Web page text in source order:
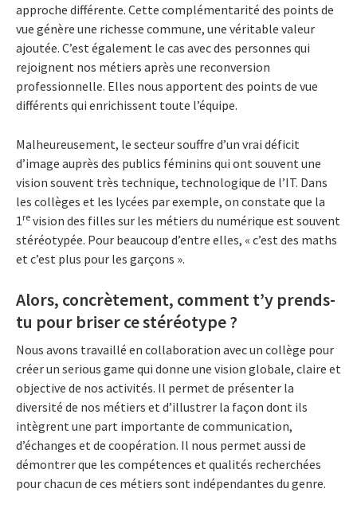
approche différente. Cette complémentarité des points de
vue génère une richesse commune, une véritable valeur
ajoutée. C’est également le cas avec des personnes qui
rejoignent nos métiers après une reconversion
professionnelle. Elles nous apportent des points de vue
différents qui enrichissent toute l’équipe.
Malheureusement, le secteur souffre d’un vrai déficit
d’image auprès des publics féminins qui ont souvent une
vision souvent très technique, technologique de l’IT. Dans
les collèges et les lycées par exemple, on constate que la
1 re vision des filles sur les métiers du numérique est souvent
stéréotypée. Pour beaucoup d’entre elles, « c’est des maths
et c’est plus pour les garçons ».
Alors, concrètement, comment t’y prends-
tu pour briser ce stéréotype ?
Nous avons travaillé en collaboration avec un collège pour
créer un serious game qui donne une vision globale, claire et
objective de nos activités. Il permet de présenter la
diversité de nos métiers et d’illustrer la façon dont ils
intègrent une part importante de communication,
d’échanges et de coopération. Il nous permet aussi de
démontrer que les compétences et qualités recherchées
pour chacun de ces métiers sont indépendantes du genre.